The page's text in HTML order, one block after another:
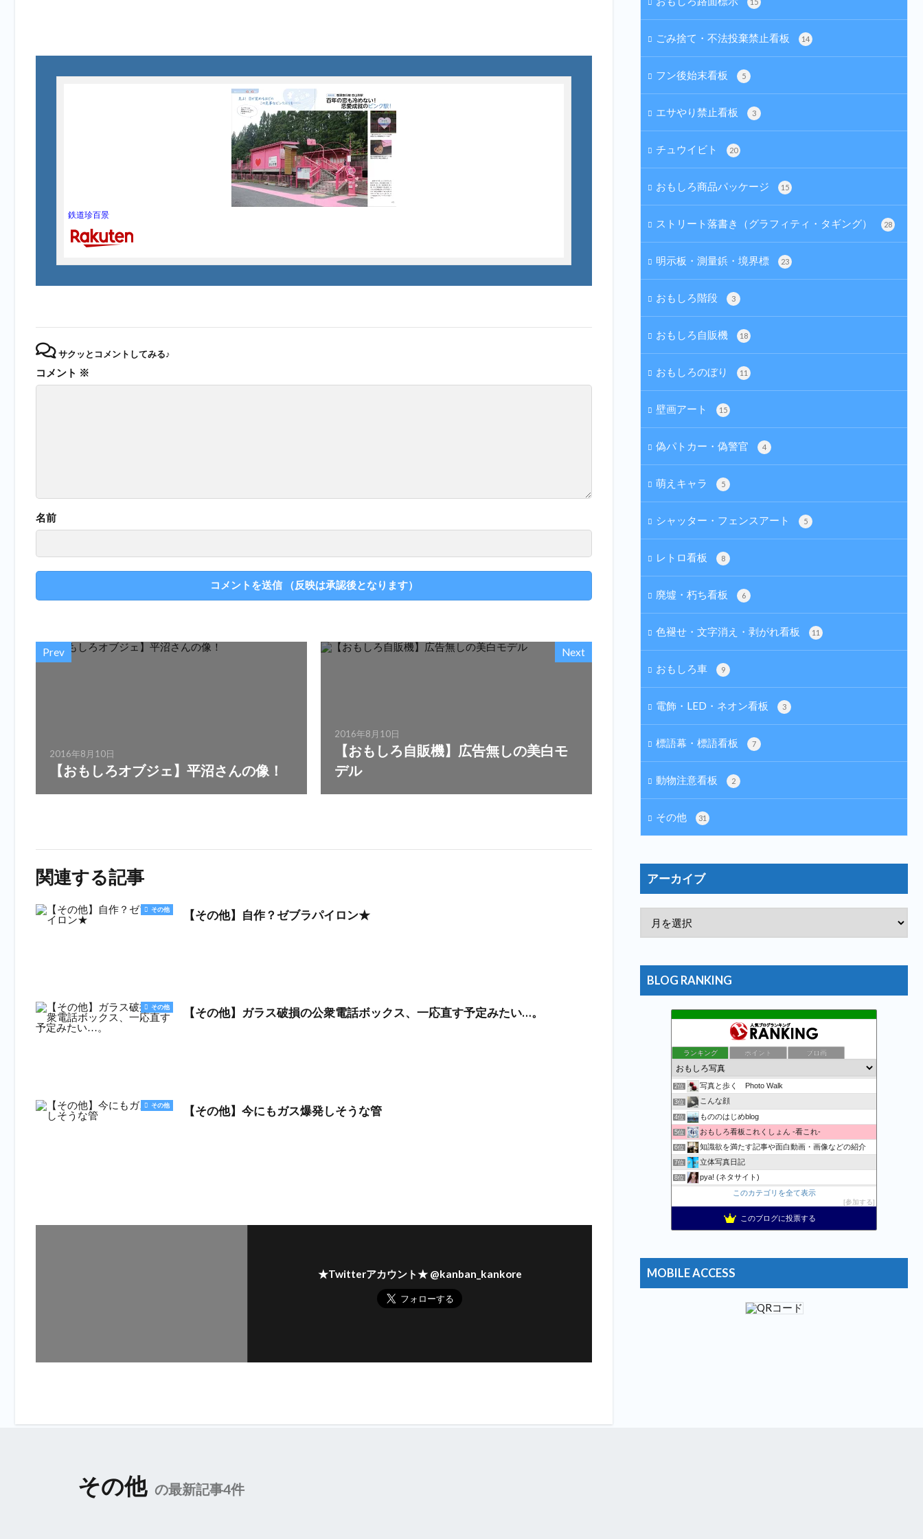
鉄道珍百景
サクッとコメントしてみる♪
コメント ※
名前
Prev
2016年8月10日
【おもしろオブジェ】平沼さんの像！
Next
2016年8月10日
【おもしろ自販機】広告無しの美白モ
デル
関連する記事
その他 【その他】自作？ゼブラパイロン★
その他 【その他】ガラス破損の公衆電話ボックス、一応直す予定みたい…。
その他 【その他】今にもガス爆発しそうな管
★Twitterアカウント★ @kanban_kankore
ごみ捨て・不法投棄禁止看板 14
フン後始末看板 5
エサやり禁止看板 3
チュウイビト 20
おもしろ商品パッケージ 15
ストリート落書き（グラフィティ・タギング） 28
明示板・測量鋲・境界標 23
おもしろ階段 3
おもしろ自販機 18
おもしろのぼり 11
壁画アート 15
偽パトカー・偽警官 4
萌えキャラ 5
シャッター・フェンスアート 5
レトロ看板 8
廃墟・朽ち看板 6
色褪せ・文字消え・剥がれ看板 11
おもしろ車 9
電飾・LED・ネオン看板 3
標語幕・標語看板 7
動物注意看板 2
その他 31
アーカイブ
BLOG RANKING
ランキング ポイント ブロ画
1位 万物秘宝館
2位 写真と歩く Photo Walk
3位 こんな顔
4位 もののはじめblog
5位 おもしろ看板これくしょん -看これ-
6位 知識欲を満たす記事や面白動画・画像などの紹介
7位 立体写真日記
8位 pya! (ネタサイト)
記事一覧 | 野鳥との日常生活を綴る - 楽天ブログ
10位 おまたせくまちゃん、たま〜に更新。
Apple・任天堂情報局
14位 おとぼけワールドワイド
このカテゴリを全て表示
参加する
このブログに投票する
MOBILE ACCESS
その他 の最新記事4件